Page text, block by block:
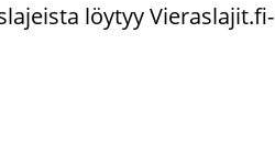
löy­tyy Vie­ras­la­jit.fi-​